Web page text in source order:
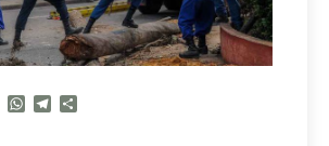
ThreadsWhatsApp
Telegram